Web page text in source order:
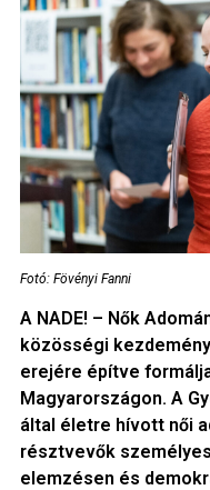
Fotó: Fövényi Fanni
A NADE! – Nők
közösségi
erejére építve
Magyarországon. A
által életre hívott női
résztvevők
elemzésen és